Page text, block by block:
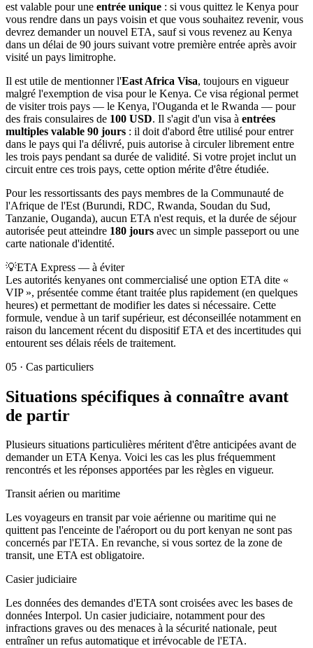
est valable pour une entrée unique : si vous quittez le Kenya pour
vous rendre dans un pays voisin et que vous souhaitez revenir, vous
devrez demander un nouvel ETA, sauf si vous revenez au Kenya
dans un délai de 90 jours suivant votre première entrée après avoir
visité un pays limitrophe.
Il est utile de mentionner l'East Africa Visa, toujours en vigueur
malgré l'exemption de visa pour le Kenya. Ce visa régional permet
de visiter trois pays — le Kenya, l'Ouganda et le Rwanda — pour
des frais consulaires de 100 USD. Il s'agit d'un visa à entrées
multiples valable 90 jours : il doit d'abord être utilisé pour entrer
dans le pays qui l'a délivré, puis autorise à circuler librement entre
les trois pays pendant sa durée de validité. Si votre projet inclut un
circuit entre ces trois pays, cette option mérite d'être étudiée.
Pour les ressortissants des pays membres de la Communauté de
l'Afrique de l'Est (Burundi, RDC, Rwanda, Soudan du Sud,
Tanzanie, Ouganda), aucun ETA n'est requis, et la durée de séjour
autorisée peut atteindre 180 jours avec un simple passeport ou une
carte nationale d'identité.
💡ETA Express — à éviter
Les autorités kenyanes ont commercialisé une option ETA dite «
VIP », présentée comme étant traitée plus rapidement (en quelques
heures) et permettant de modifier les dates si nécessaire. Cette
formule, vendue à un tarif supérieur, est déconseillée notamment en
raison du lancement récent du dispositif ETA et des incertitudes qui
entourent ses délais réels de traitement.
05 · Cas particuliers
Situations spécifiques à connaître avant
de partir
Plusieurs situations particulières méritent d'être anticipées avant de
demander un ETA Kenya. Voici les cas les plus fréquemment
rencontrés et les réponses apportées par les règles en vigueur.
Transit aérien ou maritime
Les voyageurs en transit par voie aérienne ou maritime qui ne
quittent pas l'enceinte de l'aéroport ou du port kenyan ne sont pas
concernés par l'ETA. En revanche, si vous sortez de la zone de
transit, une ETA est obligatoire.
Casier judiciaire
Les données des demandes d'ETA sont croisées avec les bases de
données Interpol. Un casier judiciaire, notamment pour des
infractions graves ou des menaces à la sécurité nationale, peut
entraîner un refus automatique et irrévocable de l'ETA.